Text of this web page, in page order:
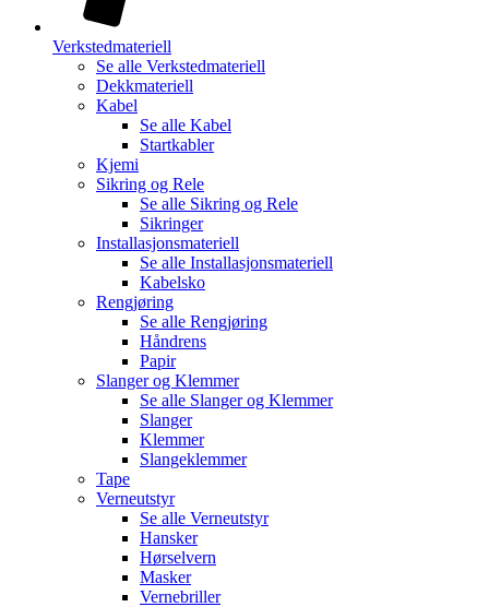
Verkstedmateriell
Se alle Verkstedmateriell
Dekkmateriell
Kabel
Se alle Kabel
Startkabler
Kjemi
Sikring og Rele
Se alle Sikring og Rele
Sikringer
Installasjonsmateriell
Se alle Installasjonsmateriell
Kabelsko
Rengjøring
Se alle Rengjøring
Håndrens
Papir
Slanger og Klemmer
Se alle Slanger og Klemmer
Slanger
Klemmer
Slangeklemmer
Tape
Verneutstyr
Se alle Verneutstyr
Hansker
Hørselvern
Masker
Vernebriller